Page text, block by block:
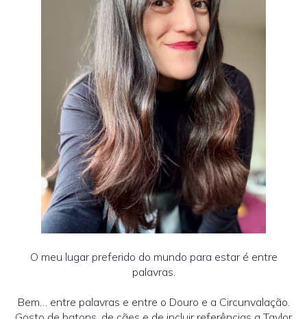
O meu lugar preferido do mundo para estar é entre
palavras.
Bem… entre palavras e entre o Douro e a Circunvalação.